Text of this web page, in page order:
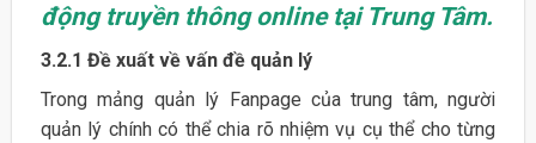
động truyền thông online tại Trung Tâm.
3.2.1 Đề xuất về vấn đề quản lý
Trong mảng quản lý Fanpage của trung tâm, người
quản lý chính có thể chia rõ nhiệm vụ cụ thể cho từng